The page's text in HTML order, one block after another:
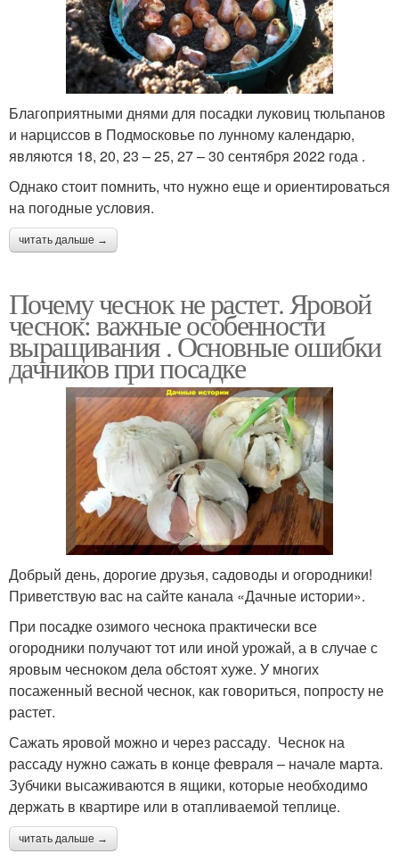
Благоприятными днями для посадки луковиц тюльпанов
и нарциссов в Подмосковье по лунному календарю,
являются 18, 20, 23 – 25, 27 – 30 сентября 2022 года .
Однако стоит помнить, что нужно еще и ориентироваться
на погодные условия.
читать дальше →
Почему чеснок не растет. Яровой
чеснок: важные особенности
выращивания . Основные ошибки
дачников при посадке
Добрый день, дорогие друзья, садоводы и огородники!
Приветствую вас на сайте канала «Дачные истории».
При посадке озимого чеснока практически все
огородники получают тот или иной урожай, а в случае с
яровым чесноком дела обстоят хуже. У многих
посаженный весной чеснок, как говориться, попросту не
растет.
Сажать яровой можно и через рассаду. Чеснок на
рассаду нужно сажать в конце февраля – начале марта.
Зубчики высаживаются в ящики, которые необходимо
держать в квартире или в отапливаемой теплице.
читать дальше →